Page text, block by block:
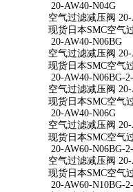
20-AW40-N04G
空气过滤减压阀
现货日本SMC空气
20-AW40-N06BG
空气过滤减压阀
现货日本SMC空气
20-AW40-N06BG-
空气过滤减压阀
现货日本SMC空气
20-AW40-N06G
空气过滤减压阀
现货日本SMC空气
20-AW60-N06BG-
空气过滤减压阀
现货日本SMC空气
20-AW60-N10BG-